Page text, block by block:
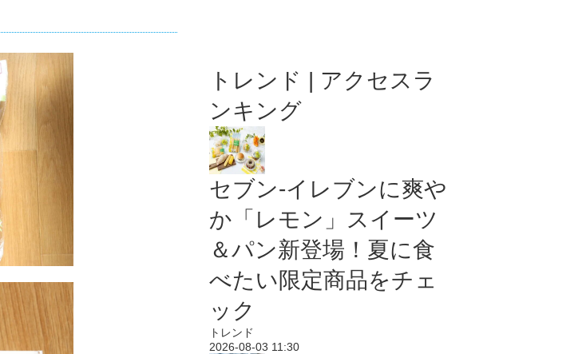
トレンド | アクセスラ
ンキング
セブン‐イレブンに爽や
か「レモン」スイーツ
＆パン新登場！夏に食
べたい限定商品をチェ
ック
トレンド
2026-08-03 11:30